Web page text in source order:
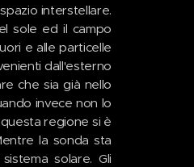
interstellare.
sole ed il campo
e alle particelle
dall'esterno
che sia già nello
invece non lo
regione si è
la sonda sta
solare. Gli